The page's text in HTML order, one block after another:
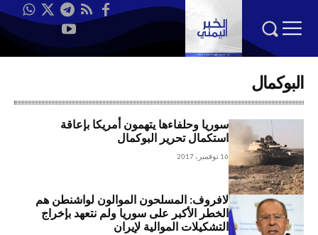
البوكمال
سوريا وحلفاءها يتهمون أمريكا بإعاقة
استكمال تحرير البوكمال
16 نوفمبر، 2017
لافروف: المسلحون الموالون لواشنطن هم
الخطر الأكبر على سوريا ولم نتعهد بإخراج
التشكيلات الموالية لإيران